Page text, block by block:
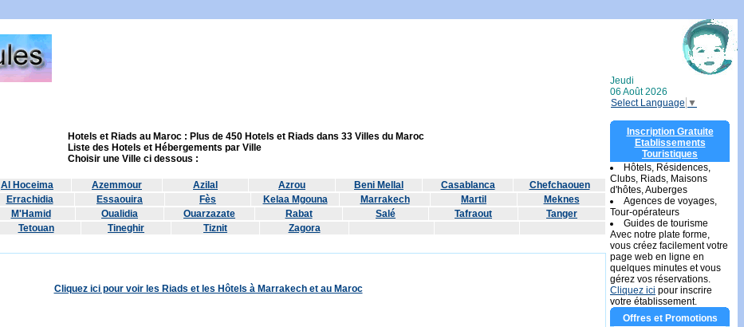
Jeudi
06 Août 2026
Select Language ▼
Hotels et Riads au Maroc : Plus de 450 Hotels et Riads dans 33 Villes du Maroc
Liste des Hotels et Hébergements par Ville
Choisir une Ville ci dessous :
Al Hoceima Azemmour Azilal Azrou Beni Mellal Casablanca
Chefchaouen
Errachidia Essaouira Fès Kelaa Mgouna Marrakech Martil
Meknes
M'Hamid Oualidia Ouarzazate Rabat Salé Tafraout
Tanger
Tetouan Tineghir Tiznit Zagora
Cliquez ici pour voir les Riads et les Hôtels à Marrakech et au Maroc
Inscription Gratuite
Etablissements
Touristiques
Hôtels, Résidences,
Clubs, Riads, Maisons
d'hôtes, Auberges
Agences de voyages,
Tour-opérateurs
Guides de tourisme
Avec notre plate forme,
vous créez facilement votre
page web en ligne en
quelques minutes et vous
gérez vos réservations.
Cliquez ici pour inscrire
votre établissement.
Offres et Promotions